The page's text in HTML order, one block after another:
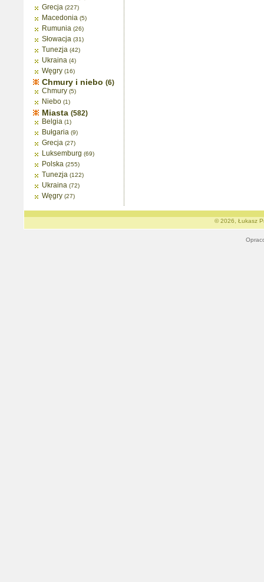
Grecja (227)
Macedonia (5)
Rumunia (26)
Słowacja (31)
Tunezja (42)
Ukraina (4)
Węgry (16)
Chmury i niebo (6)
Chmury (5)
Niebo (1)
Miasta (582)
Belgia (1)
Bułgaria (9)
Grecja (27)
Luksemburg (69)
Polska (255)
Tunezja (122)
Ukraina (72)
Węgry (27)
© 2026, Łukasz